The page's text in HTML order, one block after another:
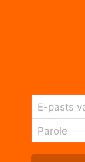
E-pasts
Parole